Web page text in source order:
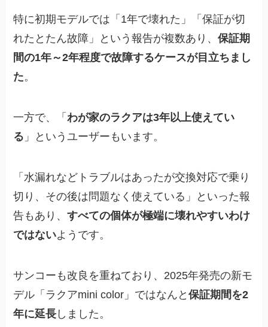
特に初期モデルでは「1年で壊れた」「保証が切
れたとたん故障」という報告が複数あり、保証期
間の1年～2年程度で故障するケースが目立ちまし
た。
一方で、「わが家のラクアは3年以上使えてい
る 」というユーザーもいます。
「水漏れなどトラブルはあったが交換対応で乗り
切り、その後は問題なく使えている」といった報
告もあり、すべての個体が極端に壊れやすいわけ
ではないようです。
サンコーも改良を重ねており、2025年発売の新モ
デル「ラクアmini color」ではなんと保証期間を2
年に延長 しました。